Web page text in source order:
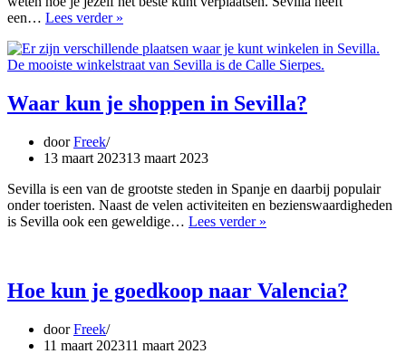
een… Lees verder »
het
openbaar
in
Sevilla?
Waar kun je shoppen in Sevilla?
doorFreek
13 maart 202313 maart 2023
Sevilla is een van de grootste steden in Spanje en daarbij populair
onder toeristen. Naast de velen activiteiten en bezienswaardigheden
is Sevilla ook een geweldige… Lees verder »
in
Sevilla?
Hoe kun je goedkoop naar Valencia?
doorFreek
11 maart 202311 maart 2023